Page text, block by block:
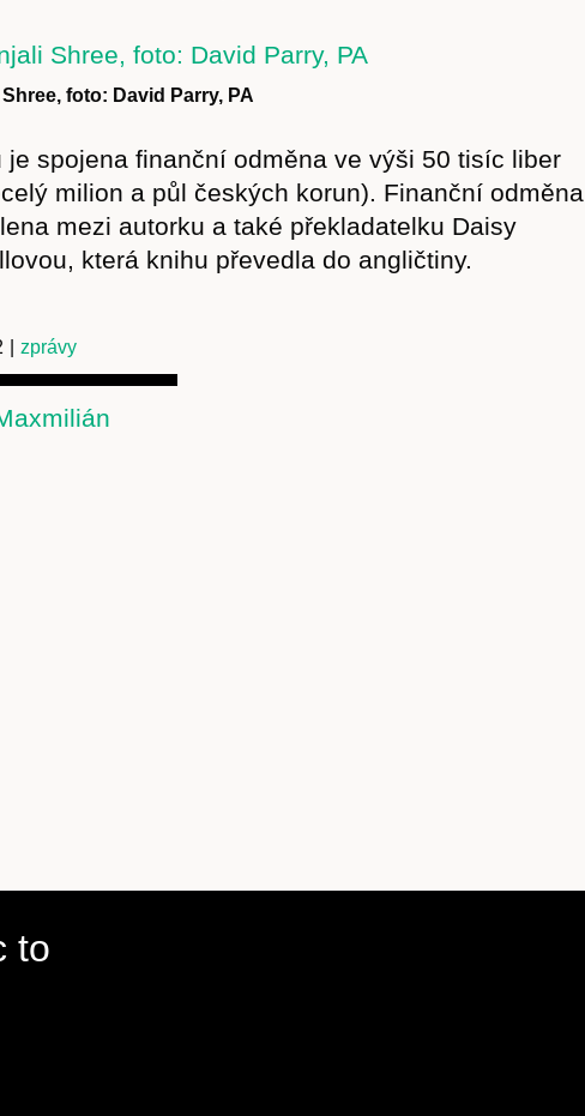
Obchod
foto: David Parry, PA
je spojena finanční odměna ve výši 50 tisíc liber
milion a půl českých korun). Finanční odměna
mezi autorku a také překladatelku Daisy
která knihu převedla do angličtiny.
zprávy
to